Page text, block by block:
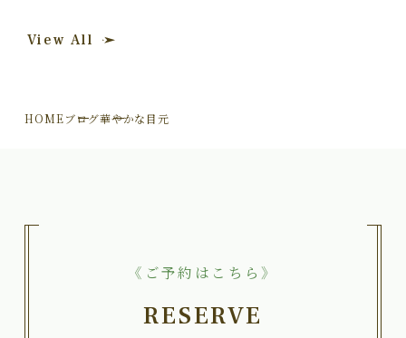
View All
HOMEブログ華やかな目元
《ご予約はこちら》
RESERVE